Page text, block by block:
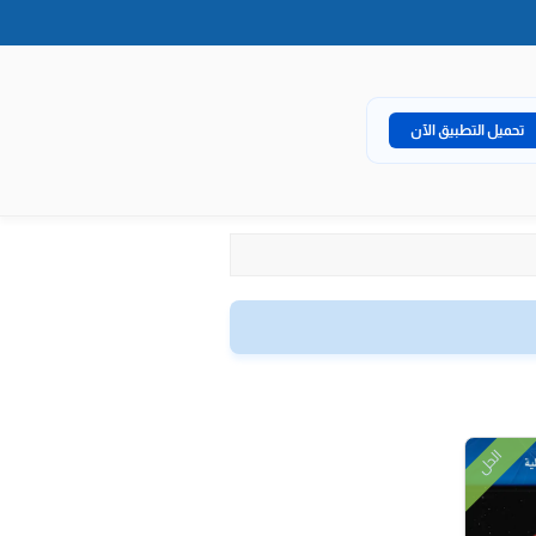
تحميل التطبيق الآن
الحل